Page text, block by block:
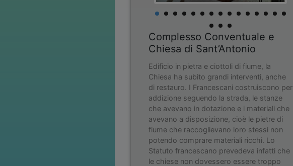
Complesso Conventuale e
Chiesa di Sant’Antonio
Edificio in pietra e ciottoli di fiume, la
Chiesa ha subito grandi interventi, anche
di restauro. I Francescani costruiscono per
addizione seguendo la strada, le stanze
che avevano in dotazione e i materiali che
avevano a disposizione, cioè le pietre di
fiume che raccoglievano loro stessi non
potendo comprare materiali ricchi. Lo
Statuto francescano prevedeva infatti che
le chiese non dovessero essere troppo